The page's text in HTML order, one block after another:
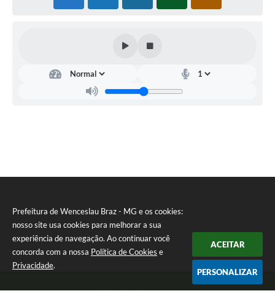
Prefeitura de Wenceslau Braz - MG e os cookies:
nosso site usa cookies para melhorar a sua
experiência de navegação. Ao continuar você
concorda com a nossa Política de Cookies e
Privacidade.
ACEITAR
PERSONALIZAR
Telefone: (35) 99971-1768